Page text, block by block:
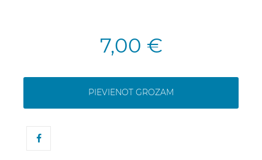
7,00 €
PIEVIENOT GROZAM